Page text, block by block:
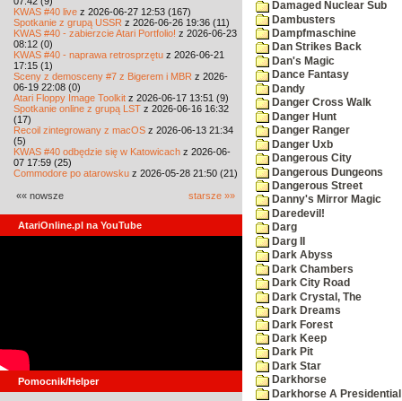
KWAS #40 live z 2026-06-27 12:53 (167)
Spotkanie z grupą USSR z 2026-06-26 19:36 (11)
KWAS #40 - zabierzcie Atari Portfolio! z 2026-06-23
08:12 (0)
KWAS #40 - naprawa retrosprzętu z 2026-06-21
17:15 (1)
Sceny z demosceny #7 z Bigerem i MBR z 2026-
06-19 22:08 (0)
Atari Floppy Image Toolkit z 2026-06-17 13:51 (9)
Spotkanie online z grupą LST z 2026-06-16 16:32
(17)
Recoil zintegrowany z macOS z 2026-06-13 21:34
(5)
KWAS #40 odbędzie się w Katowicach z 2026-06-
07 17:59 (25)
Commodore po atarowsku z 2026-05-28 21:50 (21)
«« nowsze starsze »»
AtariOnline.pl na YouTube
Pomocnik/Helper
Damaged Nuclear Sub
Dambusters
Dampfmaschine
Dan Strikes Back
Dan's Magic
Dance Fantasy
Dandy
Danger Cross Walk
Danger Hunt
Danger Ranger
Danger Uxb
Dangerous City
Dangerous Dungeons
Dangerous Street
Danny's Mirror Magic
Daredevil!
Darg
Darg II
Dark Abyss
Dark Chambers
Dark City Road
Dark Crystal, The
Dark Dreams
Dark Forest
Dark Keep
Dark Pit
Dark Star
Darkhorse
Darkhorse A